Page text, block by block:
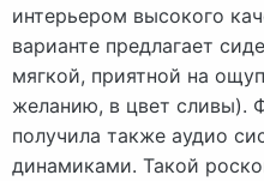
интерьером высокого
варианте предлагает
мягкой, приятной на
желанию, в цвет сливы).
получила также аудио
динамиками. Такой